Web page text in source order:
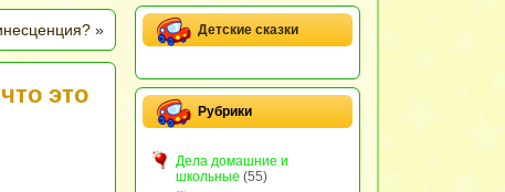
»
это
Детские сказки
Рубрики
Дела домашние и
школьные (55)